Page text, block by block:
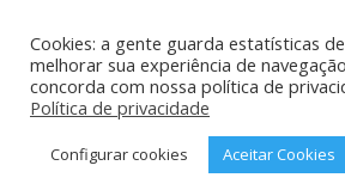
Portal das Pelúcias - CNPJ:
direitos reservados - Rua Benjamim de
Paulo – SP, 03006-
Cookies: a gente guarda estatísticas
melhorar sua experiência de
concorda com nossa política de
Política de privacidade
Configurar cookies Aceitar Cookies